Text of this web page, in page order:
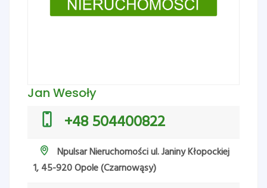
Jan Wesoły
+48 504400822
Npulsar Nieruchomości ul. Janiny Kłopockiej
1, 45-920 Opole (Czarnowąsy)